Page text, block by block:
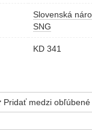
Slovenská
SNG
KD 341
Pridať medzi obľúbené